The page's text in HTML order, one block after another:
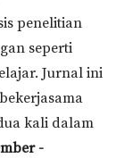
penelitian
seperti
Jurnal ini
kali dalam
-